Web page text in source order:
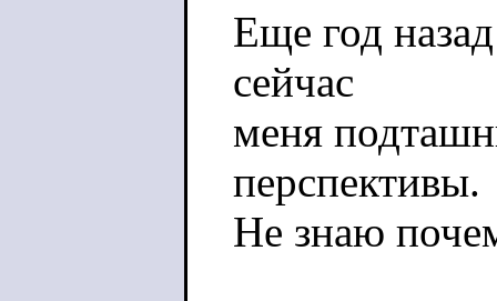
Еще год
сейчас
меня
перспективы.
Не знаю